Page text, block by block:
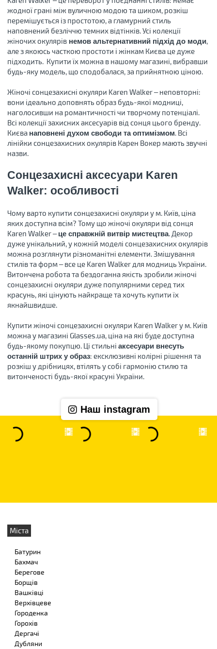
жодної грані між вуличною модою та шиком, розкіш
перемішується із простотою, а гламурний стиль
наповнений безліччю темних відтінків. Усі колекції
жіночих окулярів немов альтернативний підхід до моди,
але з якоюсь часткою простоти і жінкам Києва це дуже
підходить. Купити їх можна в нашому магазині, вибравши
будь-яку модель, що сподобалася, за прийнятною ціною.
Жіночі сонцезахисні окуляри Karen Walker – неповторні:
вони ідеально доповнять образ будь-якої модниці,
наголосивши на романтичності чи творчому потенціалі.
Всі колекції захисних аксесуарів від сонця цього бренду.
Києва наповнені духом свободи та оптимізмом. Всі
лінійки сонцезахисних окулярів Карен Вокер мають звучні
назви.
Сонцезахисні аксесуари Karen
Walker: особливості
Чому варто купити сонцезахисні окуляри у м. Київ, ціна
яких доступна всім? Тому що жіночі окуляри від сонця
Karen Walker –це справжній витвір мистецтва. Декор
дуже унікальний, у кожній моделі сонцезахисних окулярів
можна розглянути різноманітні елементи. Змішування
стилів та форм – все це Karen Walker для модниць України.
Витончена робота та бездоганна якість зробили жіночі
сонцезахисні окуляри дуже популярними серед тих
красунь, які цінують найкраще та хочуть купити їх
якнайшвидше.
Купити жіночі сонцезахисні окуляри Karen Walker у м. Київ
можна у магазині Glasses.ua, ціна на які буде доступна
будь-якому покупцю. Ці стильні аксесуари внесуть
останній штрих у образ: ексклюзивні колірні рішення та
розкіш у дрібницях, втілять у собі гармонію стилю та
витонченості будь-якої красуні України.
Наш instagram
Міста
Батурин
Бахмач
Берегове
Борщів
Вашківці
Верхівцеве
Городенка
Горохів
Дергачі
Дубляни